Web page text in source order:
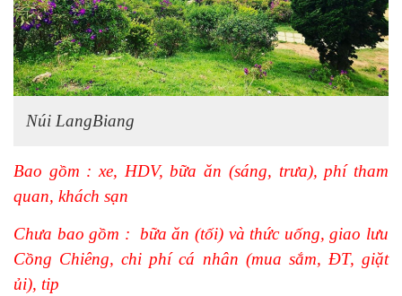
Núi LangBiang
Bao gồm : xe, HDV, bữa ăn (sáng, trưa), phí tham
quan, khách sạn
Chưa bao gồm : bữa ăn (tối) và thức uống, giao lưu
Cồng Chiêng, chi phí cá nhân (mua sắm, ĐT, giặt
ủi), tip